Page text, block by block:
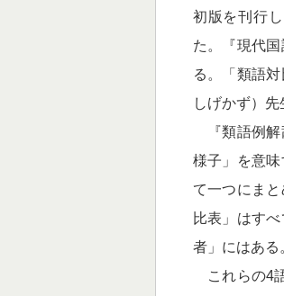
初版を刊行
た。『現代
る。「類語
しげかず）先
『類語例解
様子」を意
て一つにま
比表」はす
者」にはある
これらの4